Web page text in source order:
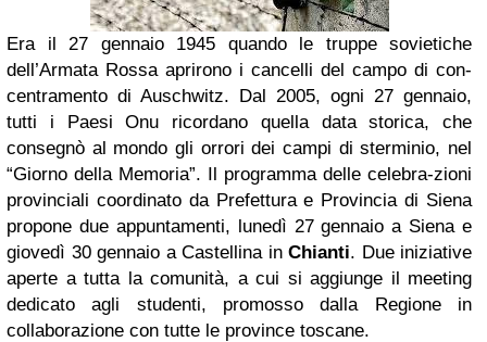
Era il 27 gennaio 1945 quando le truppe sovietiche
dell’Armata Rossa aprirono i cancelli del campo di con-
centramento di Auschwitz. Dal 2005, ogni 27 gennaio,
tutti i Paesi Onu ricordano quella data storica, che
consegnò al mondo gli orrori dei campi di sterminio, nel
“Giorno della Memoria”. Il programma delle celebra-zioni
provinciali coordinato da Prefettura e Provincia di Siena
propone due appuntamenti, lunedì 27 gennaio a Siena e
giovedì 30 gennaio a Castellina in Chianti. Due iniziative
aperte a tutta la comunità, a cui si aggiunge il meeting
dedicato agli studenti, promosso dalla Regione in
collaborazione con tutte le province toscane.